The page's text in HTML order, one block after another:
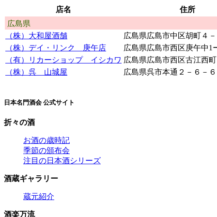
店名
住所
広島県
（株）大和屋酒舗
広島県広島市中区胡町４－
（株）デイ・リンク 庚午店
広島県広島市西区庚午中1
（有）リカーショップ イシカワ 広島県広島市西区古江西町
（株）呉 山城屋
広島県呉市本通２－６－６
日本名門酒会 公式サイト
折々の酒
お酒の歳時記
季節の頒布会
注目の日本酒シリーズ
酒蔵ギャラリー
蔵元紹介
酒楽万流